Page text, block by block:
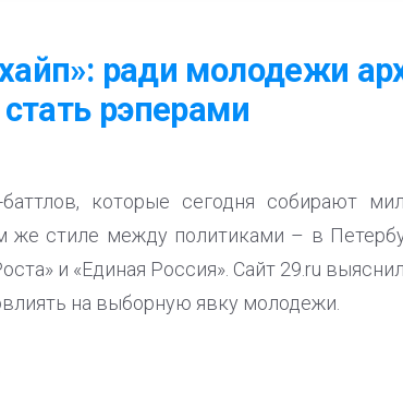
ради молодежи
рэперами
которые сегодня собирают
же стиле между политиками – в
и «Единая Россия». Сайт 29.ru
на выборную явку молодежи.